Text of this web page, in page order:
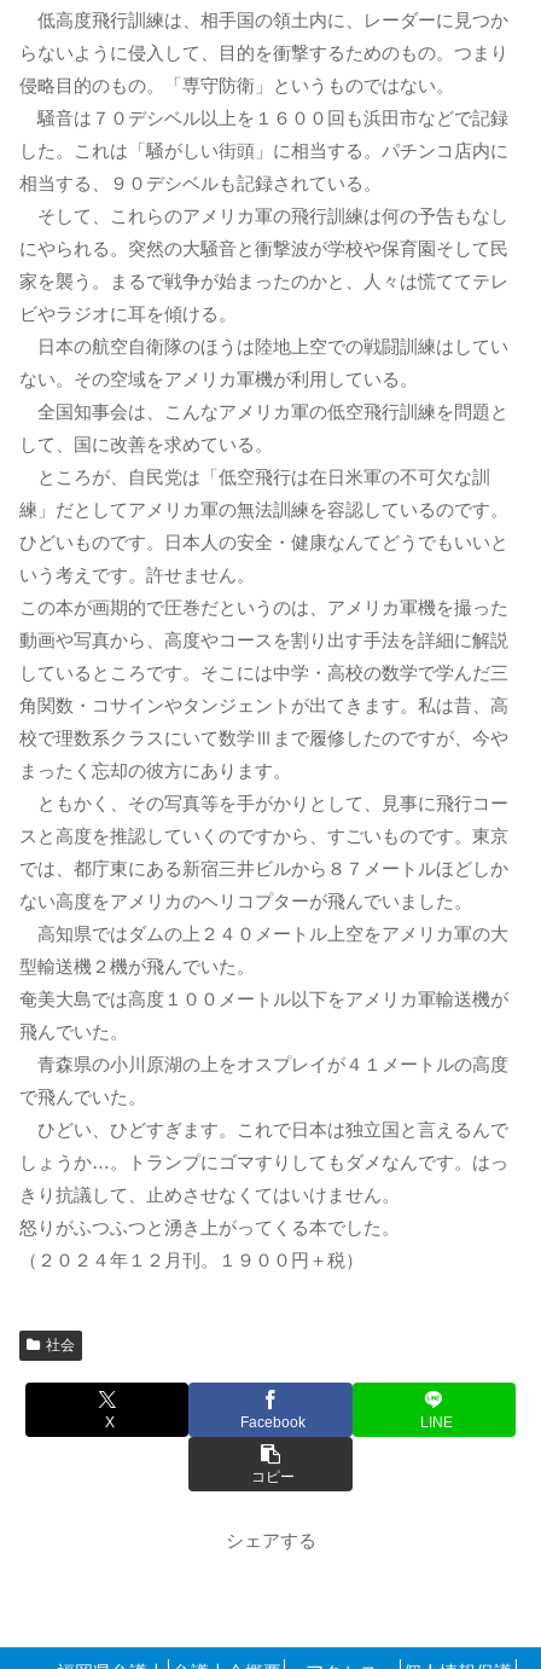
低高度飛行訓練は、相手国の領土内に、レーダーに見つか
らないように侵入して、目的を衝撃するためのもの。つまり
侵略目的のもの。「専守防衛」というものではない。
騒音は７０デシベル以上を１６００回も浜田市などで記録
した。これは「騒がしい街頭」に相当する。パチンコ店内に
相当する、９０デシベルも記録されている。
そして、これらのアメリカ軍の飛行訓練は何の予告もなし
にやられる。突然の大騒音と衝撃波が学校や保育園そして民
家を襲う。まるで戦争が始まったのかと、人々は慌ててテレ
ビやラジオに耳を傾ける。
日本の航空自衛隊のほうは陸地上空での戦闘訓練はしてい
ない。その空域をアメリカ軍機が利用している。
全国知事会は、こんなアメリカ軍の低空飛行訓練を問題と
して、国に改善を求めている。
ところが、自民党は「低空飛行は在日米軍の不可欠な訓
練」だとしてアメリカ軍の無法訓練を容認しているのです。
ひどいものです。日本人の安全・健康なんてどうでもいいと
いう考えです。許せません。
この本が画期的で圧巻だというのは、アメリカ軍機を撮った
動画や写真から、高度やコースを割り出す手法を詳細に解説
しているところです。そこには中学・高校の数学で学んだ三
角関数・コサインやタンジェントが出てきます。私は昔、高
校で理数系クラスにいて数学Ⅲまで履修したのですが、今や
まったく忘却の彼方にあります。
ともかく、その写真等を手がかりとして、見事に飛行コー
スと高度を推認していくのですから、すごいものです。東京
では、都庁東にある新宿三井ビルから８７メートルほどしか
ない高度をアメリカのヘリコプターが飛んでいました。
高知県ではダムの上２４０メートル上空をアメリカ軍の大
型輸送機２機が飛んでいた。
奄美大島では高度１００メートル以下をアメリカ軍輸送機が
飛んでいた。
青森県の小川原湖の上をオスプレイが４１メートルの高度
で飛んでいた。
ひどい、ひどすぎます。これで日本は独立国と言えるんで
しょうか…。トランプにゴマすりしてもダメなんです。はっ
きり抗議して、止めさせなくてはいけません。
怒りがふつふつと湧き上がってくる本でした。
（２０２４年１２月刊。１９００円＋税）
社会
X Facebook LINE
コピー
シェアする